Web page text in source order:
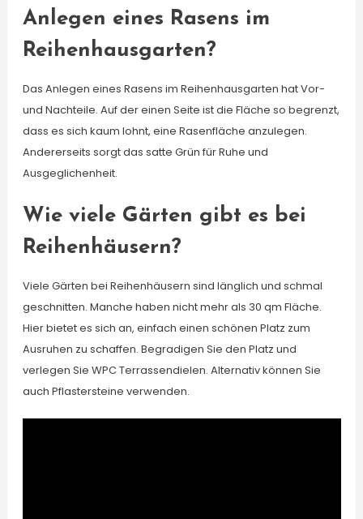
Anlegen eines Rasens im
Reihenhausgarten?
Das Anlegen eines Rasens im Reihenhausgarten hat Vor-
und Nachteile. Auf der einen Seite ist die Fläche so begrenzt,
dass es sich kaum lohnt, eine Rasenfläche anzulegen.
Andererseits sorgt das satte Grün für Ruhe und
Ausgeglichenheit.
Wie viele Gärten gibt es bei
Reihenhäusern?
Viele Gärten bei Reihenhäusern sind länglich und schmal
geschnitten. Manche haben nicht mehr als 30 qm Fläche.
Hier bietet es sich an, einfach einen schönen Platz zum
Ausruhen zu schaffen. Begradigen Sie den Platz und
verlegen Sie WPC Terrassendielen. Alternativ können Sie
auch Pflastersteine verwenden.